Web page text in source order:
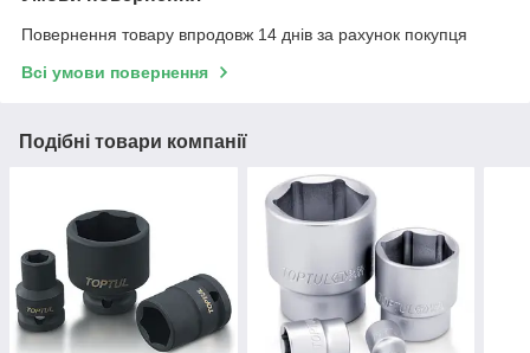
Повернення товару впродовж 14 днів за рахунок покупця
Всі умови повернення
Подібні товари компанії